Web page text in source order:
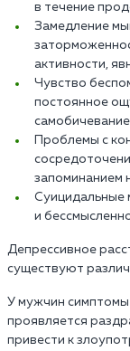
в течение
Замедление
активности,
Чувство
постоянное
самобичевание.
Проблемы с
запоминанием
Суицидальные
и
Депрессивное
существуют
У мужчин симптомы
проявляется
привести к